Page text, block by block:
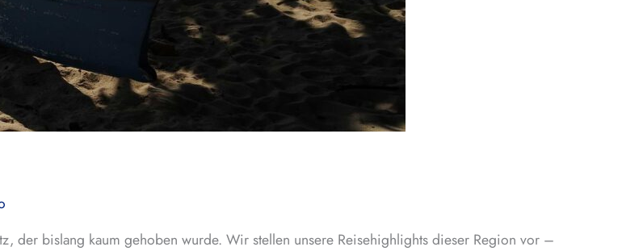
der bislang kaum gehoben wurde. Wir stellen unsere Reisehighlights dieser Region vor –